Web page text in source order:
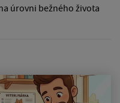
úrovni bežného života